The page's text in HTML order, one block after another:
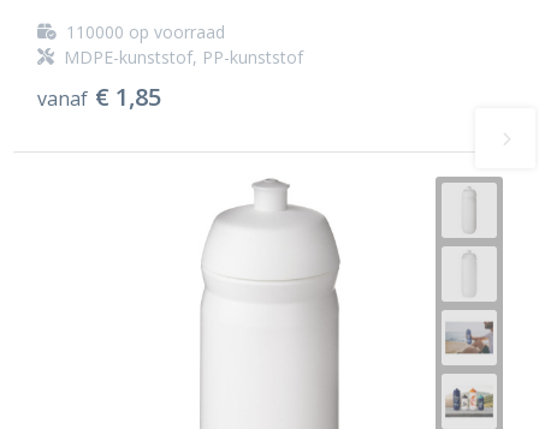
110000 op voorraad
MDPE-kunststof, PP-kunststof
vanaf € 1,85